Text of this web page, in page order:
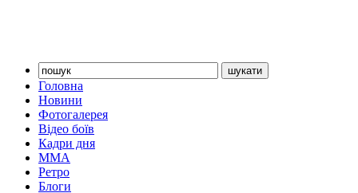
Головна
Новини
Фотогалерея
Відео боїв
Кадри дня
ММА
Ретро
Блоги